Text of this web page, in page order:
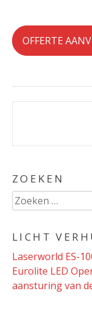
OFFERTE
ZOEKEN
Zoeken
naar:
LICHT
Laserworld ES-
Eurolite LED
aansturing van